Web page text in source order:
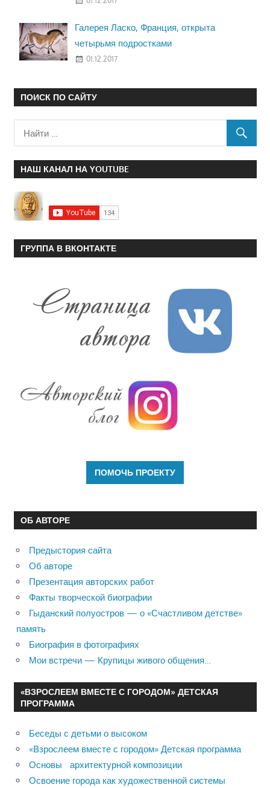
Галерея Ласко, Франция, открыта
четырьмя подростками
01.12.2017
ПОИСК ПО САЙТУ
НАШ КАНАЛ НА YOUTUBE
ГРУППА В ВКОНТАКТЕ
ОБ АВТОРЕ
Предыстория сайта
Об авторе
Презентация авторских работ
Факты творческой биографии
Гыданский полуостров — о «Счастливом детстве»
память
Биография в фотографиях
Мои встречи — Крупицы живого общения…
«ВЗРОСЛЕЕМ ВМЕСТЕ С ГОРОДОМ» ДЕТСКАЯ
ПРОГРАММА
Беседы с детьми о высоком
«Взрослеем вместе с городом» Детская программа
Основы архитектурной композиции
Освоение города как художественной системы